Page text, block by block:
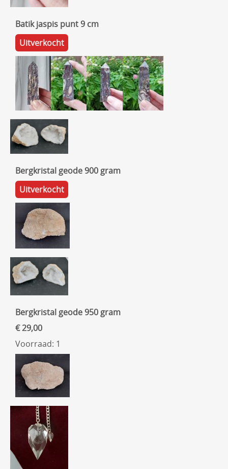
Batik jaspis punt 9 cm
Uitverkocht
Bergkristal geode 900 gram
Uitverkocht
Bergkristal geode 950 gram
€ 29,00
Voorraad: 1